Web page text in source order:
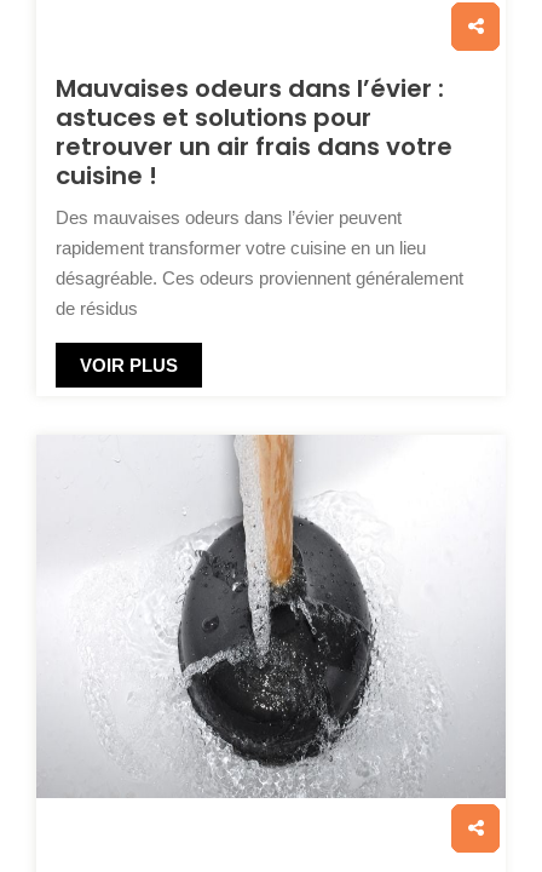
Mauvaises odeurs dans l’évier :
astuces et solutions pour
retrouver un air frais dans votre
cuisine !
Des mauvaises odeurs dans l’évier peuvent
rapidement transformer votre cuisine en un lieu
désagréable. Ces odeurs proviennent généralement
de résidus
VOIR PLUS